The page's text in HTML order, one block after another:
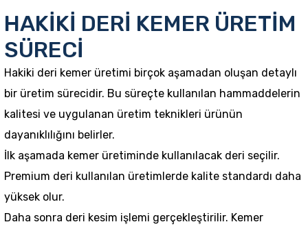
HAKİKİ DERİ KEMER ÜRETİM
SÜRECİ
Hakiki deri kemer üretimi birçok aşamadan oluşan detaylı
bir üretim sürecidir. Bu süreçte kullanılan hammaddelerin
kalitesi ve uygulanan üretim teknikleri ürünün
dayanıklılığını belirler.
İlk aşamada kemer üretiminde kullanılacak deri seçilir.
Premium deri kullanılan üretimlerde kalite standardı daha
yüksek olur.
Daha sonra deri kesim işlemi gerçekleştirilir. Kemer